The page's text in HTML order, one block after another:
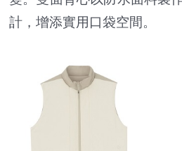
計，增添實用口袋空間。